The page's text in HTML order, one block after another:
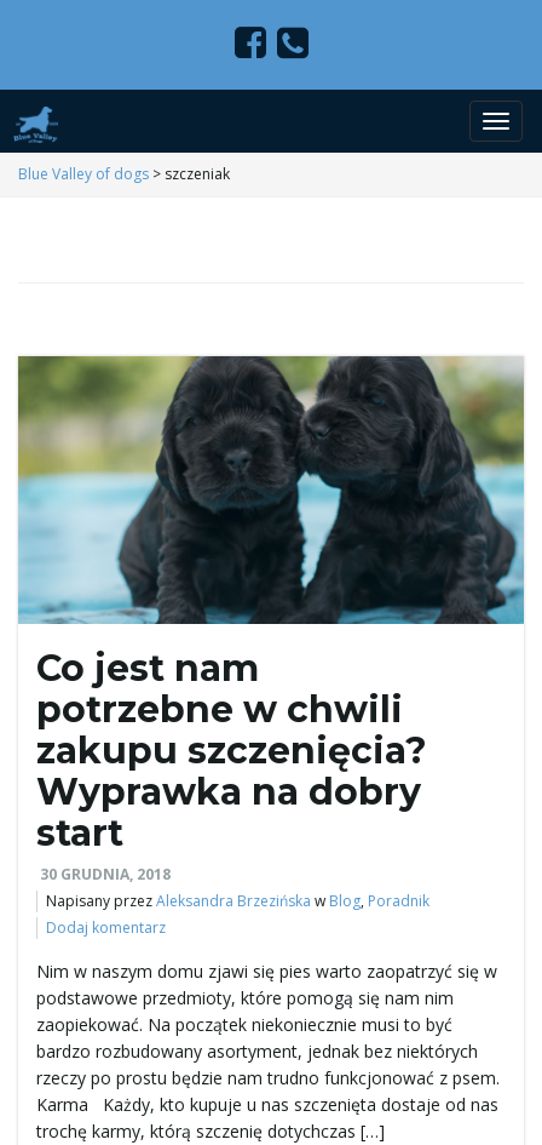
z
e
ł
a
Blue Valley of dogs > szczeniak
Co jest nam
potrzebne w chwili
zakupu szczenięcia?
Wyprawka na dobry
start
30 GRUDNIA, 2018
Napisany przezAleksandra Brzezińska w Blog, Poradnik
Dodaj komentarz
Nim w naszym domu zjawi się pies warto zaopatrzyć się w
podstawowe przedmioty, które pomogą się nam nim
zaopiekować. Na początek niekoniecznie musi to być
bardzo rozbudowany asortyment, jednak bez niektórych
rzeczy po prostu będzie nam trudno funkcjonować z psem.
Karma Każdy, kto kupuje u nas szczenięta dostaje od nas
trochę karmy, którą szczenię dotychczas […]